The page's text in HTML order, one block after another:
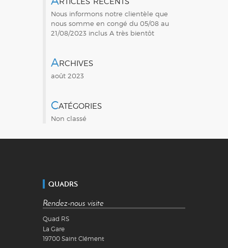
Nous informons notre clientèle que
nous somme en congé du 05/08 au
21/08/2023 inclus A très bientôt
Archives
août 2023
Catégories
Non classé
QUADRS
Rendez-nous visite
Quad RS
La Gare
19700 Saint Clément